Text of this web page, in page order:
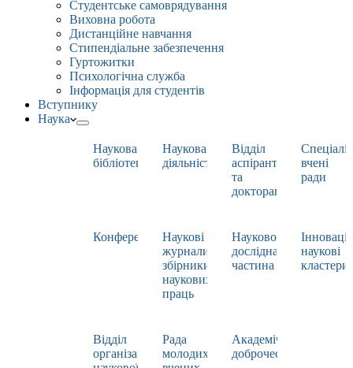
Студентське самоврядування
Виховна робота
Дистанційне навчання
Стипендіальне забезпечення
Гуртожитки
Психологічна служба
Інформація для студентів
Вступнику
Наука
Наукова
бібліотека
Наукова
діяльність
Відділ
аспірантури
та
докторантури
вчені
ради
Конференції
Наукові
журнали,
збірники
наукових
праць
Науково-
дослідна
частина
наукові
кластери
Відділ
організації
Рада
молодих
Академічна
доброчесність